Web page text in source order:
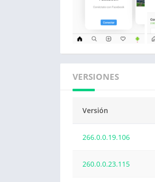
VERSIONES
Versión
266.0.0.19.106
260.0.0.23.115